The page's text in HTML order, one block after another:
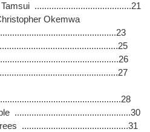
........................................21
Okemwa
................................................30
............................................31